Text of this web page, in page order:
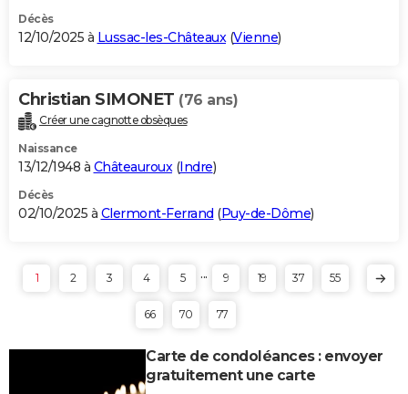
Décès
12/10/2025 à Lussac-les-Châteaux(Vienne)
Christian SIMONET (76 ans)
Créer une cagnotte obsèques
Naissance
13/12/1948 à Châteauroux (Indre)
Décès
02/10/2025 à Clermont-Ferrand (Puy-de-Dôme)
1 2 3 4 5 ... 9 19 37 55
66 70 77
Carte de condoléances : envoyer
gratuitement une carte